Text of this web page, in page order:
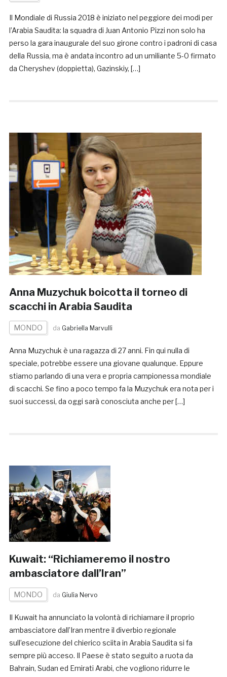
Il Mondiale di Russia 2018 è iniziato nel peggiore dei modi per
l’Arabia Saudita: la squadra di Juan Antonio Pizzi non solo ha
perso la gara inaugurale del suo girone contro i padroni di casa
della Russia, ma è andata incontro ad un umiliante 5-0 firmato
da Cheryshev (doppietta), Gazinskiy, […]
Anna Muzychuk boicotta il torneo di
scacchi in Arabia Saudita
MONDO da Gabriella Marvulli
Anna Muzychuk è una ragazza di 27 anni. Fin qui nulla di
speciale, potrebbe essere una giovane qualunque. Eppure
stiamo parlando di una vera e propria campionessa mondiale
di scacchi. Se fino a poco tempo fa la Muzychuk era nota per i
suoi successi, da oggi sarà conosciuta anche per […]
Kuwait: “Richiameremo il nostro
ambasciatore dall’Iran”
MONDO da Giulia Nervo
Il Kuwait ha annunciato la volontà di richiamare il proprio
ambasciatore dall’Iran mentre il diverbio regionale
sull’esecuzione del chierico sciita in Arabia Saudita si fa
sempre più acceso. Il Paese è stato seguito a ruota da
Bahrain, Sudan ed Emirati Arabi, che vogliono ridurre le